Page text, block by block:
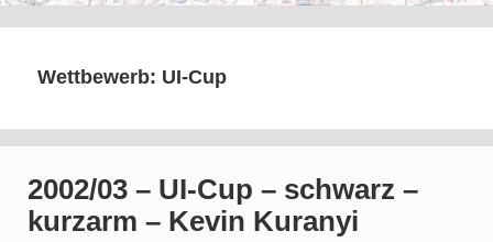
Wettbewerb: UI-Cup
2002/03 – UI-Cup – schwarz –
kurzarm – Kevin Kuranyi